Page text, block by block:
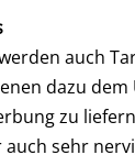
auch
dazu
zu
sehr